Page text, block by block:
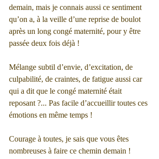
demain, mais je connais aussi ce sentiment
qu’on a, à la veille d’une reprise de boulot
après un long congé maternité, pour y être
passée deux fois déjà !
Mélange subtil d’envie, d’excitation, de
culpabilité, de craintes, de fatigue aussi car
qui a dit que le congé maternité était
reposant ?... Pas facile d’accueillir toutes ces
émotions en même temps !
Courage à toutes, je sais que vous êtes
nombreuses à faire ce chemin demain !